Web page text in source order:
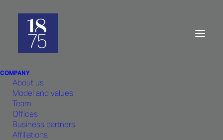
COMPANY
About us
Model and values
Team
Offices
Business partners
Affiliations
1875 FINANCE obtient
l’agrément FINMA pour
l’ensemble de ses métiers